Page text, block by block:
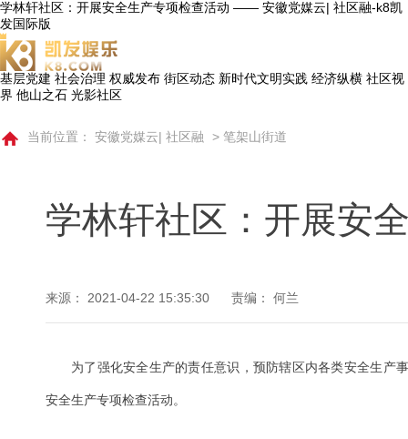
学林轩社区：开展安全生产专项检查活动 —— 安徽党媒云| 社区融-k8凯
发国际版
基层党建 社会治理 权威发布 街区动态 新时代文明实践 经济纵横 社区视
界 他山之石 光影社区
当前位置： 安徽党媒云| 社区融 > 笔架山街道
学林轩社区：开展安
来源： 2021-04-22 15:35:30 责编： 何兰
为了强化安全生产的责任意识，预防辖区内各类安全生产
安全生产专项检查活动。